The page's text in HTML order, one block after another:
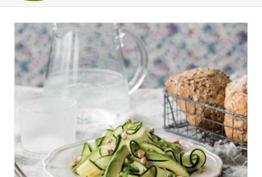
INLOGGEN
AANMELDEN
HOME
RECEPTEN
WEEKMENU'S
KOOKBOEKEN